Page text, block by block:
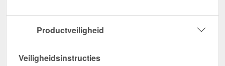
Productveiligheid
Veiligheidsinstructies